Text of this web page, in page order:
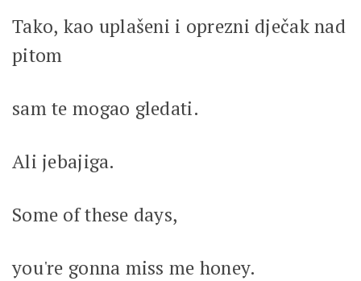
Tako, kao uplašeni i oprezni dječak nad
pitom
sam te mogao gledati.
Ali jebajiga.
Some of these days,
you're gonna miss me honey.